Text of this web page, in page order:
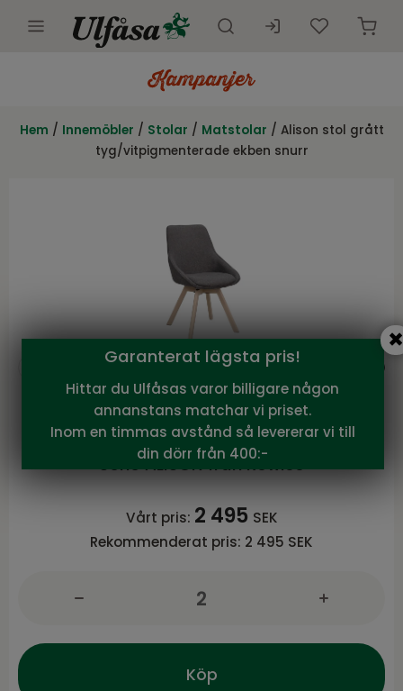
Innemöbler
Kampanjer
Hem / Innemöbler / Stolar / Matstolar / Alison stol grått
tyg/vitpigmenterade ekben snurr
Alison stol grått tyg/vitpigmenterade
ekben snurr
Serie ALISON från Rowico
Vårt pris: 2 495 SEK
Rekommenderat pris: 2 495 SEK
Köp
Garanterat lägsta pris!
Hittar du Ulfåsas varor billigare någon
annanstans matchar vi priset.
Inom en timmas avstånd så levererar vi till
din dörr från 400:-